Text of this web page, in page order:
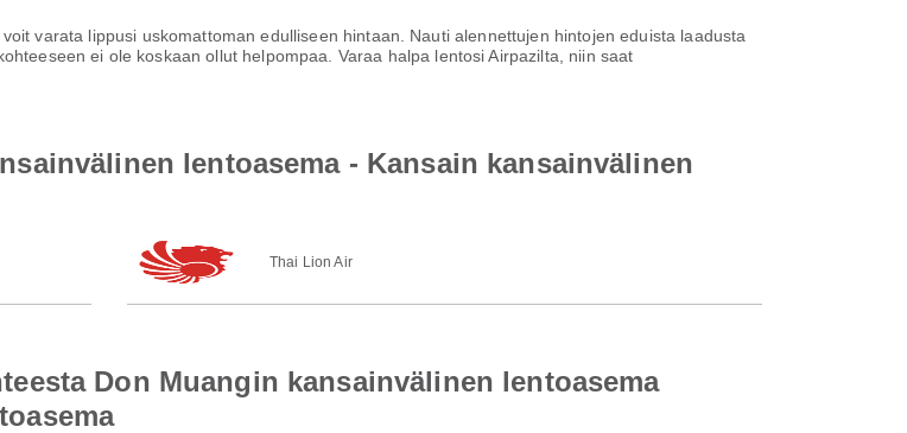
varata lippusi uskomattoman edulliseen hintaan. Nauti alennettujen hintojen eduista laadusta
ei ole koskaan ollut helpompaa. Varaa halpa lentosi Airpazilta, niin saat
lentoasema - Kansain kansainvälinen
Thai Lion Air
Don Muangin kansainvälinen lentoasema